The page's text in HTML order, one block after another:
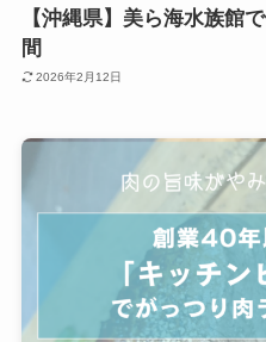
【沖縄県】美ら海水族館
間
2026年2月12日